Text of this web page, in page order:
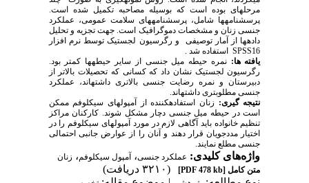
مرحله­ای بوده است که بوسیله مصاحبه تکمیل شده است.
پرسشنامه­ها شامل، پرسشنامه­های سلامت عمومی، عملکرد
جنسی زنان و مشخصات دموگرافیک است. جهت تجزیه و تحلیل
داده­ها از آمار توصیفی و رگرسیون لجستیک توسط نرم افزار
SPSS16استفاده شد .
یافته­ ها: نمره حیطه میل جنسی از سایر حیطه­ها کمتر بود.
رگرسیون لجستیک نشان داد که کسانی که تحصیلات بالاتر از
دبیرستان و نمره رضایت جنسی بالاتری داشته­اند، عملکرد
جنسی مطلوب­تری داشته­اند.
نتیجه­ گیری: زنان استفاده­کننده از آمپول­های سیکلوفم ممکن
است در حیطه میل جنسی دچار مشکل شوند. کارکنان مراکز
تنظیم خانواده باید آگاهی لازم در مورد آمپول­های سیکلوفم را در
اختیار مددجویان قرار دهند و آنان را از عوارض جانبی احتمالی
جنسی مطلع نمایند.
واژه‌های کلیدی: عملکرد جنسی،آمپول سیکلوفم ، زنان
متن کامل [PDF 478 kb]
(۳۲۱۰ دریافت)